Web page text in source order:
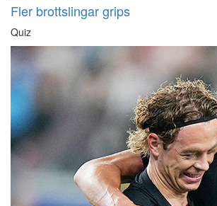
Fler brottslingar grips
Quiz